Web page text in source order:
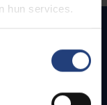
hun services.